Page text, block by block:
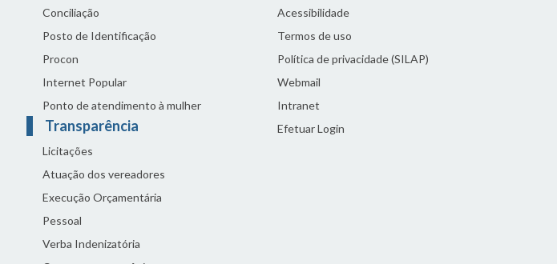
Conciliação
Posto de Identificação
Procon
Internet Popular
Ponto de atendimento à mulher
Transparência
Licitações
Atuação dos vereadores
Execução Orçamentária
Pessoal
Verba Indenizatória
Acessibilidade
Termos de uso
Política de privacidade (SILAP)
Webmail
Intranet
Efetuar Login